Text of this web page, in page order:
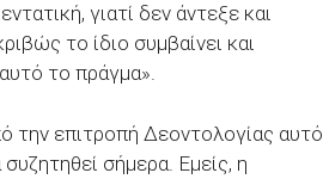
γιατί δεν άντεξε και
το ίδιο συμβαίνει και
το πράγμα».
την επιτροπή Δεοντολογίας αυτό
σήμερα. Εμείς, η